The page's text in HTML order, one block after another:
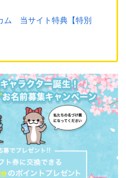
ム 当サイト特典【特別